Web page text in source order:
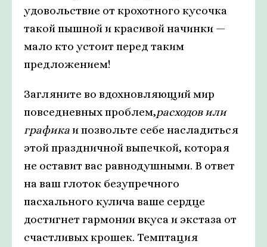
удовольствие от крохотного кусочка
такой пышной и красивой начинки —
мало кто устоит перед таким
предложением!
Загляните во вдохновляющий мир
повседневных проблем,расходов или
графикаи позвольте себе насладиться
этой праздничной выпечкой, которая
не оставит вас равнодушными. В ответ
на ваш глоток безупречного
пасхального кулича ваше сердце
достигнет гармонии вкуса и экстаза от
счастливых крошек. Темптация